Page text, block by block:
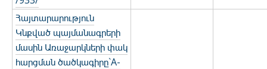
Հայտարարություն
Կնքված պայմանագրերի
մասին Առաջարկների փակ
հարցման ծածկագիրը`A-